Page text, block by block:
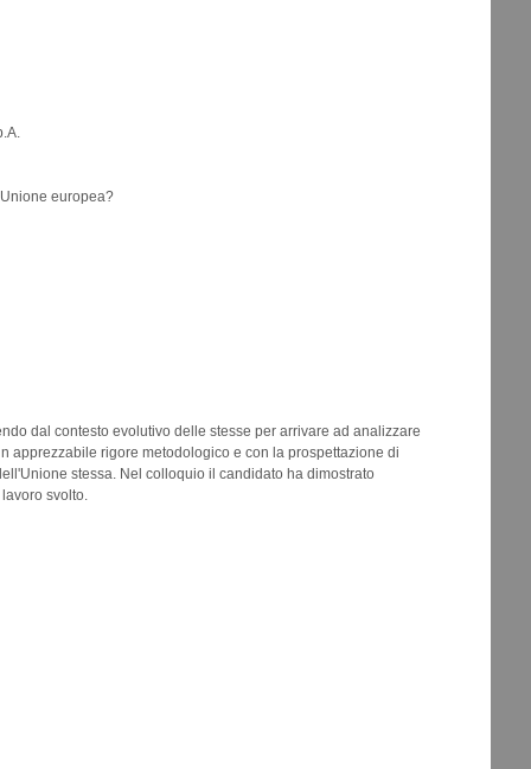
europea?
dal contesto evolutivo delle stesse per arrivare ad analizzare
apprezzabile rigore metodologico e con la prospettazione di
stessa. Nel colloquio il candidato ha dimostrato
svolto.